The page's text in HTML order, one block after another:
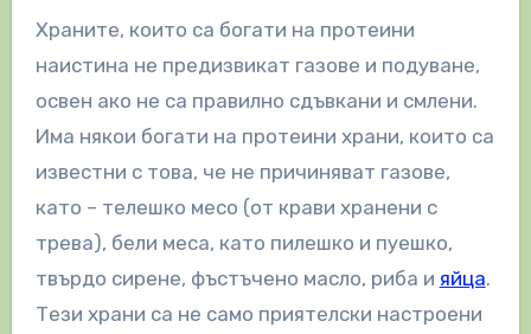
Храните, които са богати на протеини
наистина не предизвикат газове и подуване,
освен ако не са правилно сдъвкани и смлени.
Има някои богати на протеини храни, които са
известни с това, че не причиняват газове,
като – телешко месо (от крави хранени с
трева), бели меса, като пилешко и пуешко,
твърдо сирене, фъстъчено масло, риба и яйца.
Тези храни са не само приятелски настроени